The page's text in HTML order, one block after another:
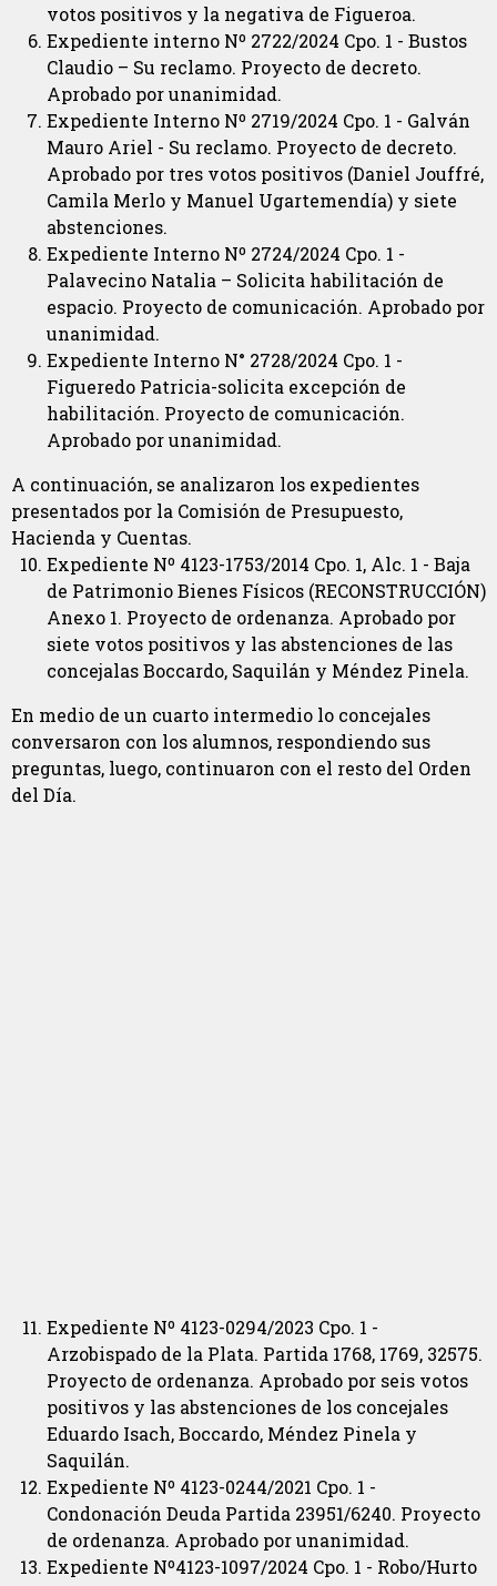
votos positivos y la negativa de Figueroa.
Expediente interno Nº 2722/2024 Cpo. 1 - Bustos
Claudio – Su reclamo. Proyecto de decreto.
Aprobado por unanimidad.
Expediente Interno Nº 2719/2024 Cpo. 1 - Galván
Mauro Ariel - Su reclamo. Proyecto de decreto.
Aprobado por tres votos positivos (Daniel Jouffré,
Camila Merlo y Manuel Ugartemendía) y siete
abstenciones.
Expediente Interno Nº 2724/2024 Cpo. 1 -
Palavecino Natalia – Solicita habilitación de
espacio. Proyecto de comunicación. Aprobado por
unanimidad.
Expediente Interno N° 2728/2024 Cpo. 1 -
Figueredo Patricia-solicita excepción de
habilitación. Proyecto de comunicación.
Aprobado por unanimidad.
A continuación, se analizaron los expedientes
presentados por la Comisión de Presupuesto,
Hacienda y Cuentas.
Expediente Nº 4123-1753/2014 Cpo. 1, Alc. 1 - Baja
de Patrimonio Bienes Físicos (RECONSTRUCCIÓN)
Anexo 1. Proyecto de ordenanza. Aprobado por
siete votos positivos y las abstenciones de las
concejalas Boccardo, Saquilán y Méndez Pinela.
En medio de un cuarto intermedio lo concejales
conversaron con los alumnos, respondiendo sus
preguntas, luego, continuaron con el resto del Orden
del Día.
Expediente Nº 4123-0294/2023 Cpo. 1 -
Arzobispado de la Plata. Partida 1768, 1769, 32575.
Proyecto de ordenanza. Aprobado por seis votos
positivos y las abstenciones de los concejales
Eduardo Isach, Boccardo, Méndez Pinela y
Saquilán.
Expediente Nº 4123-0244/2021 Cpo. 1 -
Condonación Deuda Partida 23951/6240. Proyecto
de ordenanza. Aprobado por unanimidad.
Expediente Nº4123-1097/2024 Cpo. 1 - Robo/Hurto